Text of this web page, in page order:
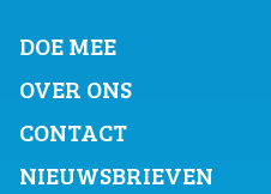
DOE MEE
OVER ONS
CONTACT
NIEUWSBRIEVEN